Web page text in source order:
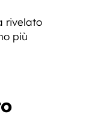
rivelato
più